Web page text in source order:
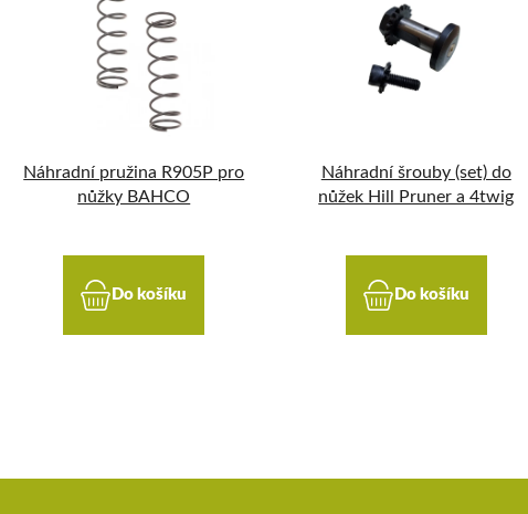
Náhradní pružina R905P pro
nůžky BAHCO
Do košíku
Náhradní šrouby (set) do
nůžek Hill Pruner a 4twig
Do košíku